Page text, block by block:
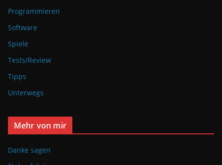
Programmieren
Software
Spiele
Tests/Review
Tipps
Unterwegs
Mehr von mir
Danke sagen